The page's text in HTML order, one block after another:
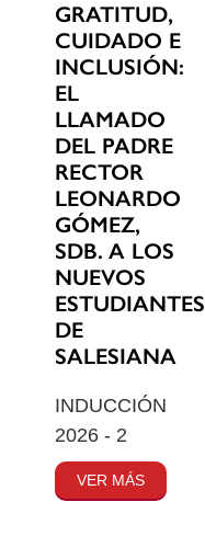
GRATITUD,
CUIDADO E
INCLUSIÓN:
EL
LLAMADO
DEL PADRE
RECTOR
LEONARDO
GÓMEZ,
SDB. A LOS
NUEVOS
ESTUDIANTES
DE
SALESIANA
INDUCCIÓN
2026 - 2
VER MÁS